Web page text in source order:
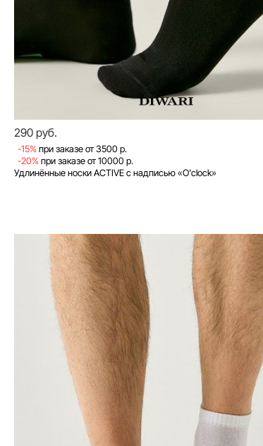
290 руб.
-15% при заказе от 3500 р.
-20% при заказе от 10000 р.
Удлинённые носки ACTIVE с надписью «O'clock»